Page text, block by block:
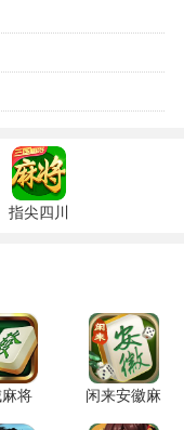
策略来取胜，非常考
吸引了众多玩家的参
到全民玩家的喜爱。
倍无上限，让你的胜
欢斗、二斗、赖子和
随地与他们进行真人
指尖四川
将
安卓
闲来安徽麻
将 201.0.7